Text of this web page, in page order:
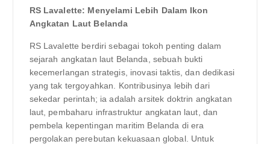
RS Lavalette: Menyelami Lebih Dalam Ikon
Angkatan Laut Belanda
RS Lavalette berdiri sebagai tokoh penting dalam
sejarah angkatan laut Belanda, sebuah bukti
kecemerlangan strategis, inovasi taktis, dan dedikasi
yang tak tergoyahkan. Kontribusinya lebih dari
sekedar perintah; ia adalah arsitek doktrin angkatan
laut, pembaharu infrastruktur angkatan laut, dan
pembela kepentingan maritim Belanda di era
pergolakan perebutan kekuasaan global. Untuk